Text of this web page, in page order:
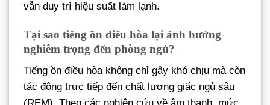
vẫn duy trì hiệu suất làm lạnh.
Tại sao tiếng ồn điều hòa lại ảnh hưởng
nghiêm trọng đến phòng ngủ?
Tiếng ồn điều hòa không chỉ gây khó chịu mà còn
tác động trực tiếp đến chất lượng giấc ngủ sâu